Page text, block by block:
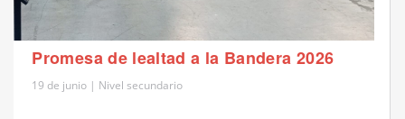
Promesa de lealtad a la Bandera 2026
19 de junio | Nivel secundario